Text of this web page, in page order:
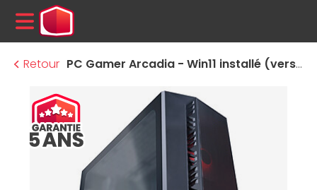
MENU
Retour
PC Gamer Arcadia - Win11 installé (version d'essai)